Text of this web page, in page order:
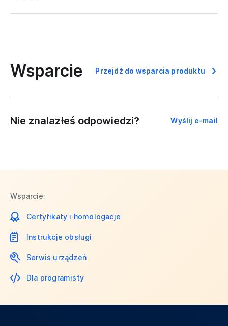
Wsparcie Przejdź do wsparcia produktu
Nie znalazłeś odpowiedzi? Wyślij e-mail
Wsparcie:
Certyfikaty i homologacje
Instrukcje obsługi
Serwis urządzeń
Dla programisty